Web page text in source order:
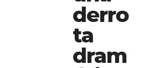
derro
ta
dram